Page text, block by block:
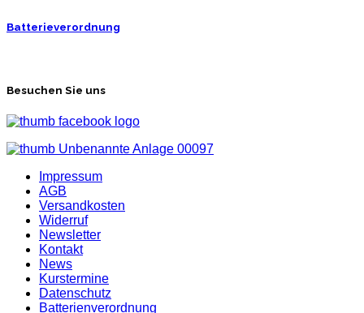
Batterieverordnung
Besuchen Sie uns
Impressum
AGB
Versandkosten
Widerruf
Newsletter
Kontakt
News
Kurstermine
Datenschutz
Batterienverordnung